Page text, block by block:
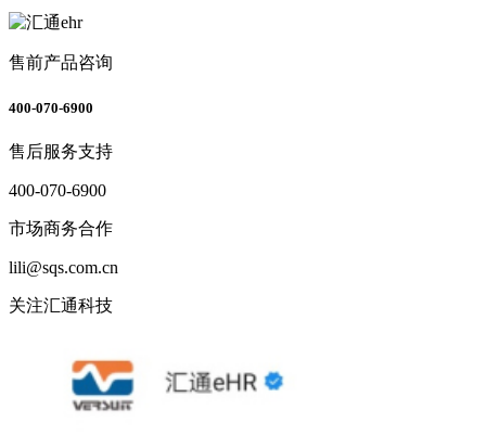
售前产品咨询
400-070-6900
售后服务支持
400-070-6900
市场商务合作
lili@sqs.com.cn
关注汇通科技